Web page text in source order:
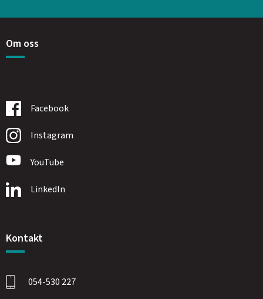
Om oss
Facebook
Instagram
YouTube
LinkedIn
Kontakt
054-530 227